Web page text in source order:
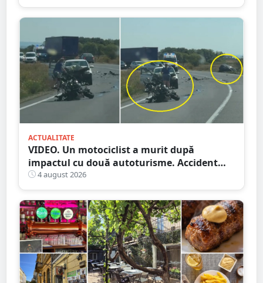
ACTUALITATE
VIDEO. Un motociclist a murit după
impactul cu două autoturisme. Accident
cumplit în județul vecin
4 august 2026